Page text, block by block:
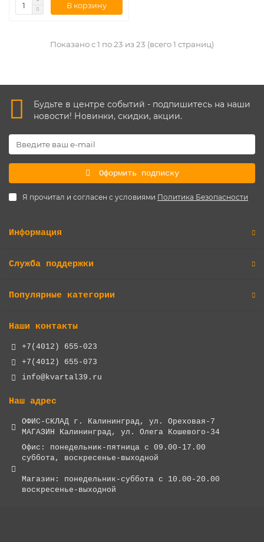
В корзину
Показано с 1 по 23 из 23 (всего 1 страниц)
Будьте в центре событий - подпишитесь на наши
новости! Новинки, скидки, акции.
Оформить подписку
Я прочитал и согласен с условиями Политика Безопасности
Информация
Служба поддержки
Популярные категории
Наши контакты
+7(4012) 655-023
+7(4012) 655-073
info@kvartal39.ru
Наш адрес
ОФИС-СКЛАД г. Калининград, ул. Ореховая-7
МАГАЗИН Калининград, ул. Олега Кошевого-34
Офис: понедельник-пятница с 09.00-17.00
суббота, воскресенье-выходной
Магазин: понедельник-суббота с 10.00-20.00
воскресенье-выходной